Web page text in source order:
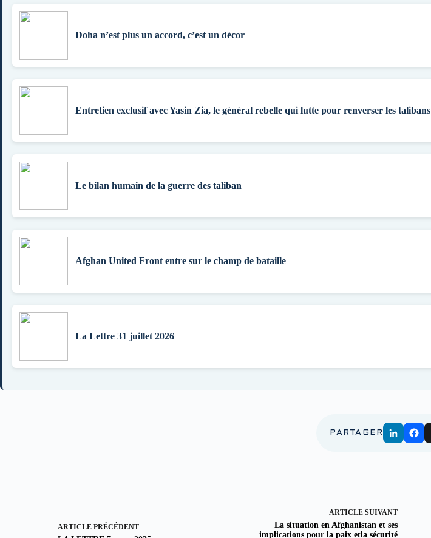
Doha n’est plus un accord, c’est un décor
Entretien exclusif avec Yasin Zia, le général rebelle qui lutte pour renverser les talibans
Le bilan humain de la guerre des taliban
Afghan United Front entre sur le champ de bataille
La Lettre 31 juillet 2026
PARTAGER
ARTICLE PRÉCÉDENT
ARTICLE SUIVANT
La situation en Afghanistan et ses
implications pour la paix etla sécurité